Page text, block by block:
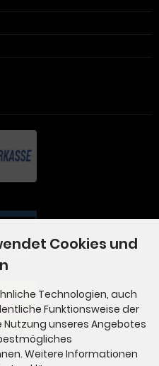
Cookies und
Technologien, auch
Funktionsweise der
unseres Angebotes
Weitere Informationen